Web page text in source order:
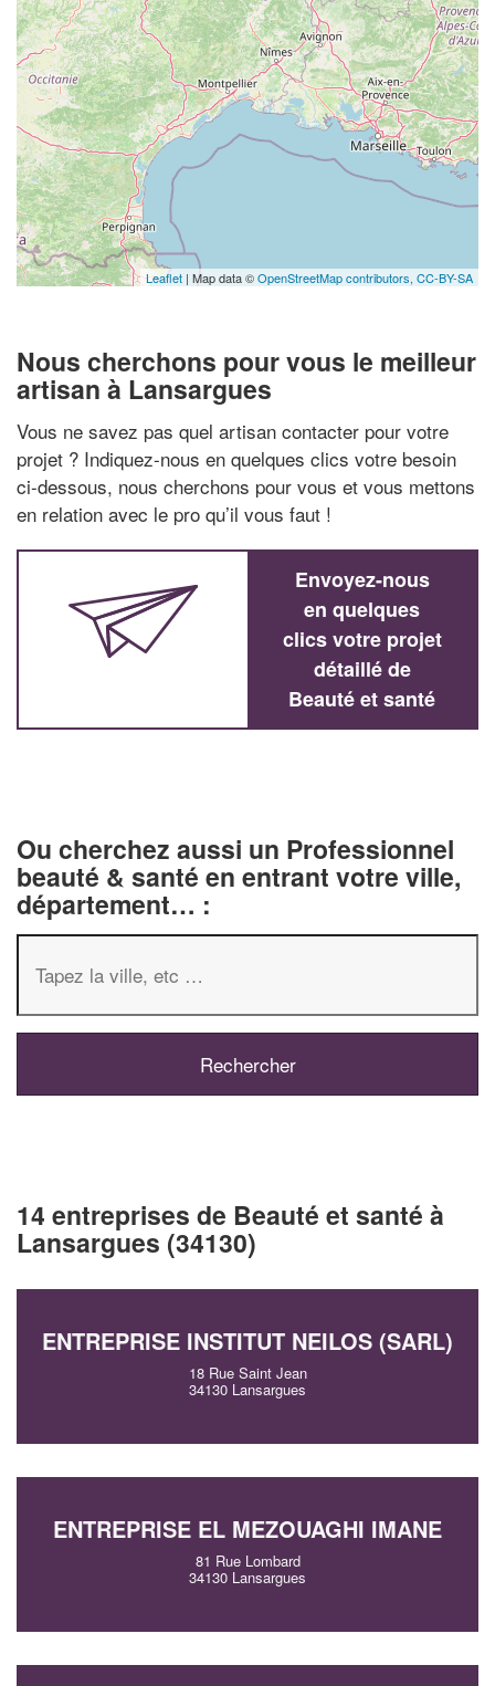
Leaflet | Map data ©OpenStreetMap contributors, CC-BY-SA
Nous cherchons pour vous le meilleur
artisan à Lansargues
Vous ne savez pas quel artisan contacter pour votre
projet ? Indiquez-nous en quelques clics votre besoin
ci-dessous, nous cherchons pour vous et vous mettons
en relation avec le pro qu’il vous faut !
Envoyez-nous
en quelques
clics votre projet
détaillé de
Beauté et santé
Ou cherchez aussi un Professionnel
beauté & santé en entrant votre ville,
département… :
14 entreprises de Beauté et santé à
Lansargues (34130)
ENTREPRISE INSTITUT NEILOS (SARL)
18 Rue Saint Jean
34130 Lansargues
ENTREPRISE EL MEZOUAGHI IMANE
81 Rue Lombard
34130 Lansargues